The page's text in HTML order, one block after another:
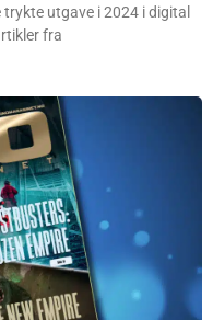
utgave i 2024 i digital
fra